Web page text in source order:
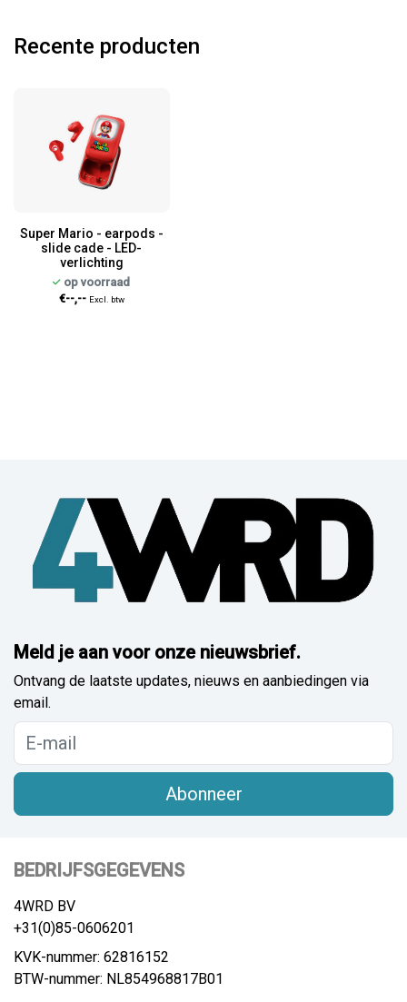
Recente producten
Super Mario - earpods -
slide cade - LED-
verlichting
op voorraad
€--,-- Excl. btw
Meld je aan voor onze nieuwsbrief.
Ontvang de laatste updates, nieuws en aanbiedingen via
email.
Abonneer
BEDRIJFSGEGEVENS
4WRD BV
+31(0)85-0606201
KVK-nummer: 62816152
BTW-nummer: NL854968817B01